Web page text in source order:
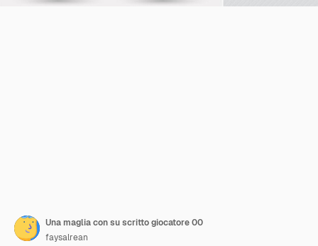
Una maglia con su scritto giocatore 00
faysalrean